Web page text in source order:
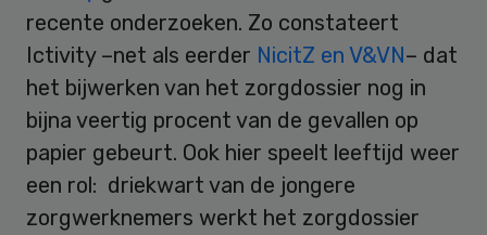
recente onderzoeken. Zo constateert
Ictivity –net als eerder NicitZ en V&VN– dat
het bijwerken van het zorgdossier nog in
bijna veertig procent van de gevallen op
papier gebeurt. Ook hier speelt leeftijd weer
een rol: driekwart van de jongere
zorgwerknemers werkt het zorgdossier